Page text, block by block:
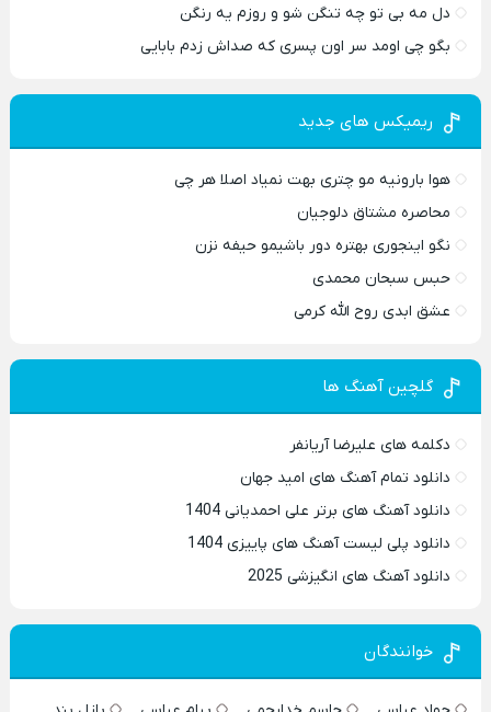
دل مه بی تو چه تنگن شو و روزم یه رنگن
بگو چی اومد سر اون پسری که صداش زدم بابایی
ریمیکس های جدید
هوا بارونیه مو چتری بهت نمیاد اصلا هر چی
محاصره مشتاق دلوجیان
نگو اینجوری بهتره دور باشیمو حیفه نزن
حبس سبحان محمدی
عشق ابدی روح الله کرمی
گلچین آهنگ ها
دکلمه های علیرضا آریانفر
دانلود تمام آهنگ های امید جهان
دانلود آهنگ های برتر علی احمدیانی 1404
دانلود پلی لیست آهنگ های پاییزی 1404
دانلود آهنگ های انگیزشی 2025
خوانندگان